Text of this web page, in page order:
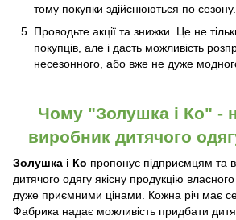
тому покупки здійснюються по сезону.
Проводьте акції та знижки. Це не
покупців, але і дасть можливість
несезонного, або вже не дуже
Чому "Золушка і Ко" -
виробник дитячого
Золушка і Ко пропонує підприємцям та
дитячого одягу якісну продукцію
дуже приємними цінами. Кожна річ має
Фабрика надає можливість придбати